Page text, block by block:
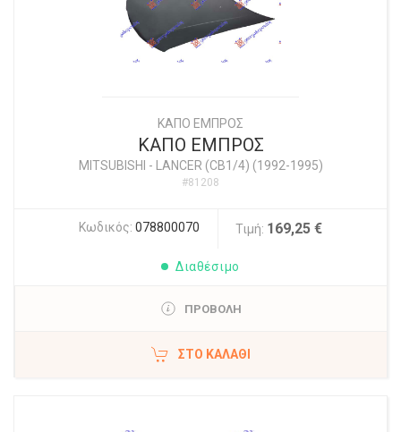
ΚΑΠΟ ΕΜΠΡΟΣ
ΚΑΠΟ ΕΜΠΡΟΣ
MITSUBISHI - LANCER (CB1/4) (1992-1995)
#81208
Κωδικός: 078800070 Τιμή: 169,25 €
Διαθέσιμο
ΠΡΟΒΟΛΗ
ΣΤΟ ΚΑΛΆΘΙ